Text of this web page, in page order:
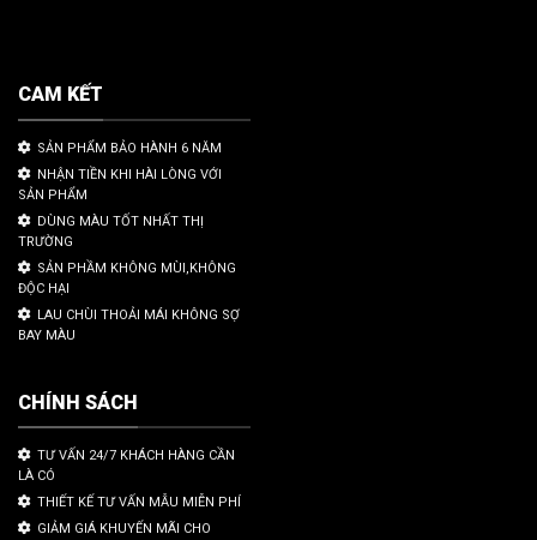
CAM KẾT
SẢN PHẨM BẢO HÀNH 6 NĂM
NHẬN TIỀN KHI HÀI LÒNG VỚI
SẢN PHẨM
DÙNG MÀU TỐT NHẤT THỊ
TRƯỜNG
SẢN PHẦM KHÔNG MÙI,KHÔNG
ĐỘC HẠI
LAU CHÙI THOẢI MÁI KHÔNG SỢ
BAY MÀU
CHÍNH SÁCH
TƯ VẤN 24/7 KHÁCH HÀNG CẦN
LÀ CÓ
THIẾT KẾ TƯ VẤN MẪU MIỄN PHÍ
GIẢM GIÁ KHUYẾN MÃI CHO